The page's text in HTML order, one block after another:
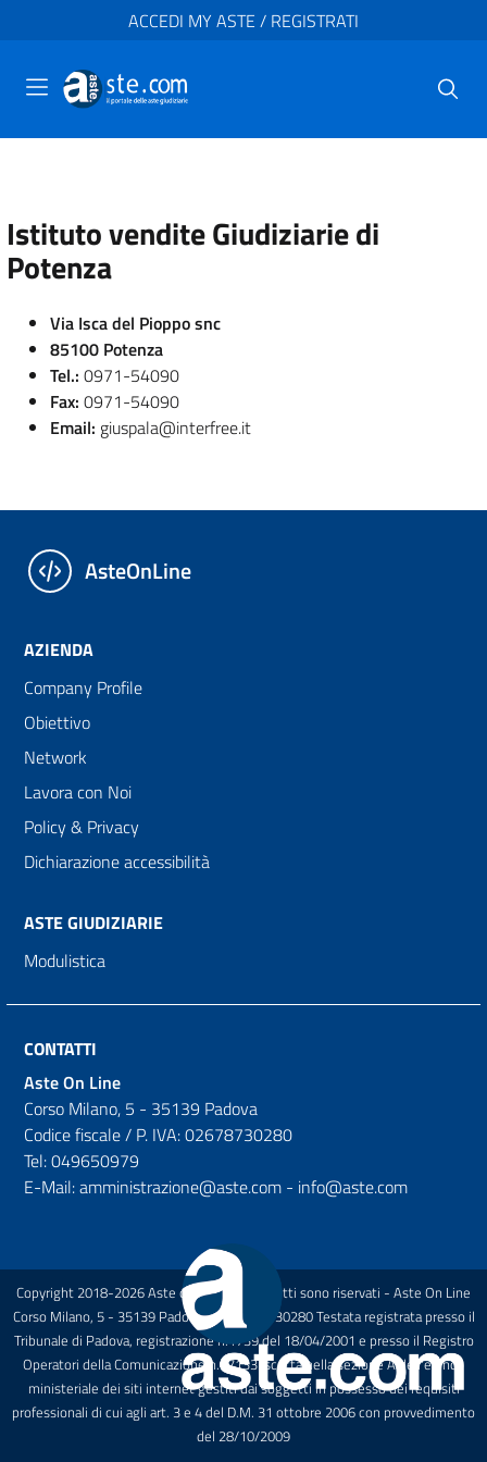
ACCEDI MY ASTE / REGISTRATI
Istituto vendite Giudiziarie di
Potenza
Via Isca del Pioppo snc
85100 Potenza
Tel.: 0971-54090
Fax: 0971-54090
Email: giuspala@interfree.it
AsteOnLine
AZIENDA
Company Profile
Obiettivo
Network
Lavora con Noi
Policy & Privacy
Dichiarazione accessibilità
ASTE GIUDIZIARIE
Modulistica
CONTATTI
Aste On Line
Corso Milano, 5 - 35139 Padova
Codice fiscale / P. IVA: 02678730280
Tel: 049650979
E-Mail: amministrazione@aste.com - info@aste.com
Copyright 2018-2026 Aste on Line Tutti i diritti sono riservati - Aste On Line
Corso Milano, 5 - 35139 Padova P.I.: 02678730280 Testata registrata presso il
Tribunale di Padova, registrazione n.1739 del 18/04/2001 e presso il Registro
Operatori della Comunicazione n.27133 Iscritta nella sezione A dell'elenco
ministeriale dei siti internet gestiti dai soggetti in possesso dei requisiti
professionali di cui agli art. 3 e 4 del D.M. 31 ottobre 2006 con provvedimento
del 28/10/2009